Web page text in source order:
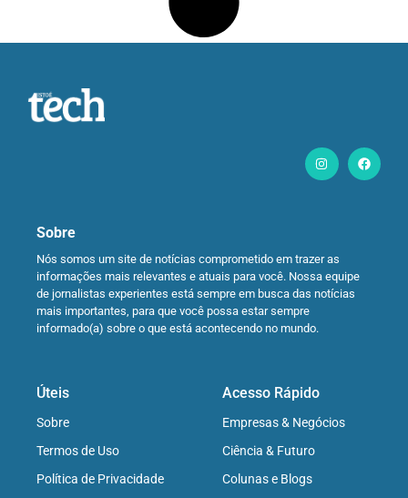
Sobre
Nós somos um site de notícias comprometido em trazer as
informações mais relevantes e atuais para você. Nossa equipe
de jornalistas experientes está sempre em busca das notícias
mais importantes, para que você possa estar sempre
informado(a) sobre o que está acontecendo no mundo.
Úteis
Sobre
Termos de Uso
Política de Privacidade
Acesso Rápido
Empresas & Negócios
Ciência & Futuro
Colunas e Blogs